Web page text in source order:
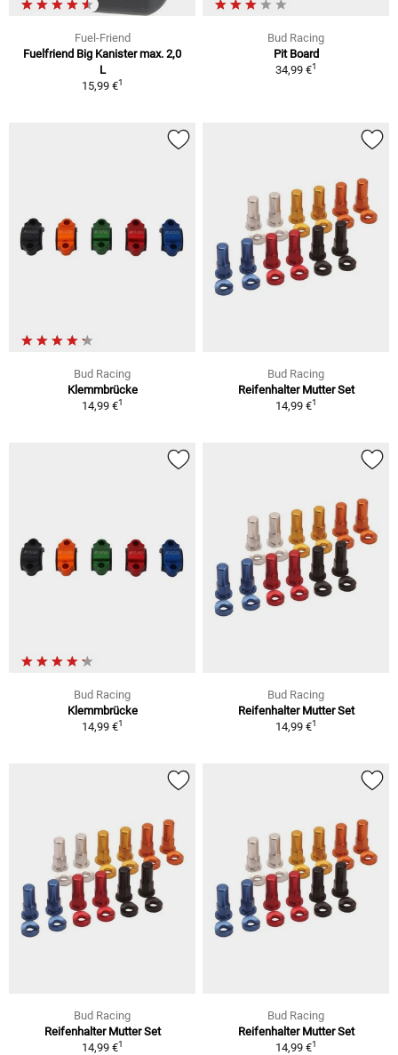
Fuel-Friend
Fuelfriend Big Kanister max. 2,0
L
15,99 €1
Bud Racing
Pit Board
34,99 €1
Bud Racing
Klemmbrücke
14,99 €1
Bud Racing
Reifenhalter Mutter Set
14,99 €1
Bud Racing
Klemmbrücke
14,99 €1
Bud Racing
Reifenhalter Mutter Set
14,99 €1
Bud Racing
Reifenhalter Mutter Set
14,99 €1
Bud Racing
Reifenhalter Mutter Set
14,99 €1